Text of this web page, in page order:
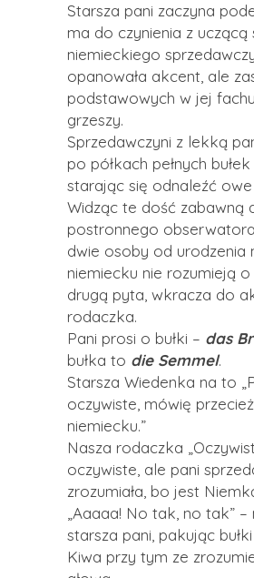
Starsza pani zaczyna
ma do czynienia z uczącą
niemieckiego
opanowała akcent, ale
podstawowych w jej
grzeszy.
Sprzedawczyni z lekką
po półkach pełnych
starając się odnaleźć
Widząc te dość zabawną
postronnego
dwie osoby od urodzenia
niemiecku nie rozumieją
drugą pyta, wkracza do
rodaczka.
Pani prosi o bułki – das
bułka to die Semmel.
Starsza Wiedenka na to
oczywiste, mówię
niemiecku.”
Nasza rodaczka
oczywiste, ale pani
zrozumiała, bo jest
„Aaaaa! No tak, no tak” –
starsza pani, pakując
Kiwa przy tym ze